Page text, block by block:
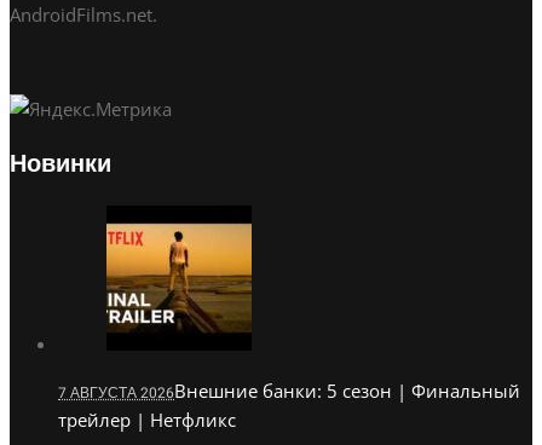
AndroidFilms.net.
Новинки
7 АВГУСТА 2026Внешние банки: 5 сезон | Финальный
трейлер | Нетфликс